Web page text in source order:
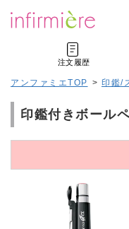
注文履歴
アンファミエTOP > 印鑑/
印鑑付きボール